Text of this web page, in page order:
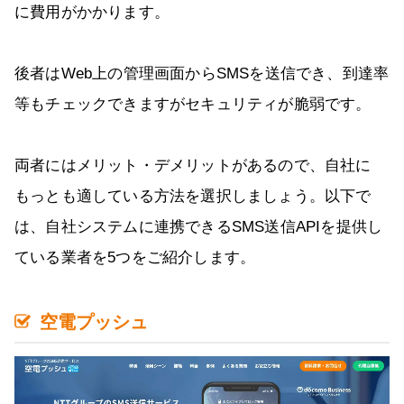
に費用がかかります。
後者はWeb上の管理画面からSMSを送信でき、到達率
等もチェックできますがセキュリティが脆弱です。
両者にはメリット・デメリットがあるので、自社に
もっとも適している方法を選択しましょう。以下で
は、自社システムに連携できるSMS送信APIを提供し
ている業者を5つをご紹介します。
空電プッシュ